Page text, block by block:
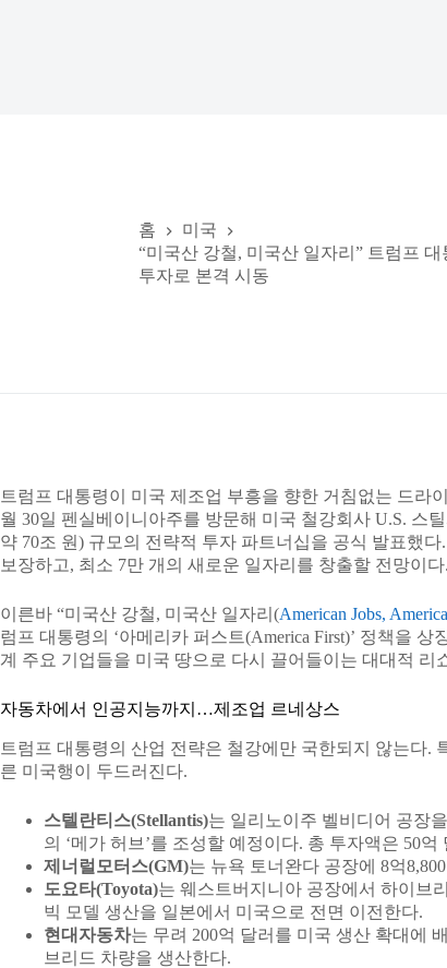
홈
미국
“미국산 강철, 미국산 일자리” 트럼프
투자로 본격 시동
트럼프 대통령이 미국 제조업 부흥을 향한 거침없는 드라
월 30일 펜실베이니아주를 방문해 미국 철강회사 U.S. 스
약 70조 원) 규모의 전략적 투자 파트너십을 공식 발표했
보장하고, 최소 7만 개의 새로운 일자리를 창출할 전망이다.
이른바 “미국산 강철, 미국산 일자리(American Jobs,
럼프 대통령의 ‘아메리카 퍼스트(America First)’ 정책을
계 주요 기업들을 미국 땅으로 다시 끌어들이는 대대적
자동차에서 인공지능까지…제조업 르네상스
트럼프 대통령의 산업 전략은 철강에만 국한되지 않는다.
른 미국행이 두드러진다.
스텔란티스(Stellantis)는 일리노이주 벨비디어 공장
의 ‘메가 허브’를 조성할 예정이다. 총 투자액은 50억
제너럴모터스(GM)는 뉴욕 토너완다 공장에 8억
도요타(Toyota)는 웨스트버지니아 공장에서 하이브
빅 모델 생산을 일본에서 미국으로 전면 이전한다.
현대자동차는 무려 200억 달러를 미국 생산 확대에
브리드 차량을 생산한다.